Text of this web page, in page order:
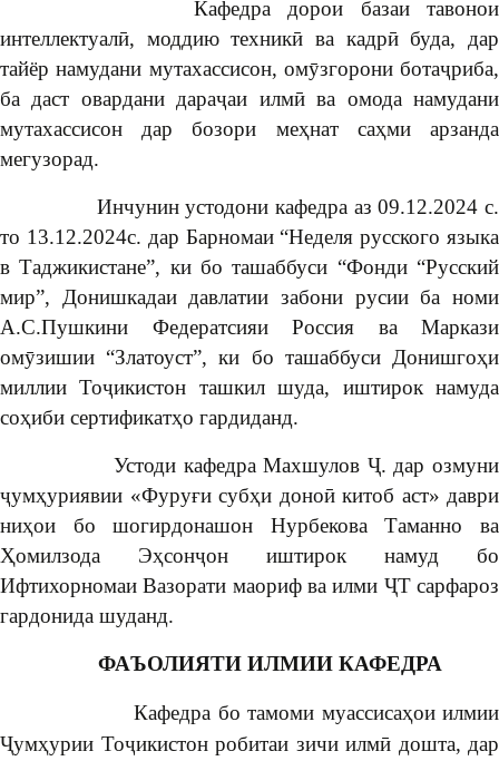
Кафедра дорои базаи тавонои
интеллектуалӣ, моддию техникӣ ва кадрӣ буда, дар
тайёр намудани мутахассисон, омӯзгорони ботаҷриба,
ба даст овардани дараҷаи илмӣ ва омода намудани
мутахассисон дар бозори меҳнат саҳми арзанда
мегузорад.
Инчунин устодони кафедра аз 09.12.2024 с.
то 13.12.2024с. дар Барномаи “Неделя русского языка
в Таджикистане”, ки бо ташаббуси “Фонди “Русский
мир”, Донишкадаи давлатии забони русии ба номи
А.С.Пушкини Федератсияи Россия ва Маркази
омӯзишии “Златоуст”, ки бо ташаббуси Донишгоҳи
миллии Тоҷикистон ташкил шуда, иштирок намуда
соҳиби сертификатҳо гардиданд.
Устоди кафедра Махшулов Ҷ. дар озмуни
ҷумҳуриявии «Фуруғи субҳи доноӣ китоб аст» даври
ниҳои бо шогирдонашон Нурбекова Таманно ва
Ҳомилзода Эҳсонҷон иштирок намуд бо
Ифтихорномаи Вазорати маориф ва илми ҶТ сарфароз
гардонида шуданд.
ФАЪОЛИЯТИ ИЛМИИ КАФЕДРА
Кафедра бо тамоми муассисаҳои илмии
Ҷумҳурии Тоҷикистон робитаи зичи илмӣ дошта, дар